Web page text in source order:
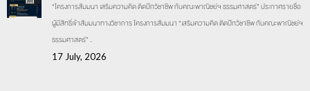
“โครงการสัมมนา เสริมความคิด ติดปีกวิชาชีพ กับคณะพาณิชย์ฯ ธรรมศาสตร์” ประกาศรายชื่อ
ผู้มีสิทธิ์เข้าสัมมนาทางวิชาการ โครงการสัมมนา “เสริมความคิด ติดปีกวิชาชีพ กับคณะพาณิชย์ฯ
ธรรมศาสตร์” .
17 July, 2026